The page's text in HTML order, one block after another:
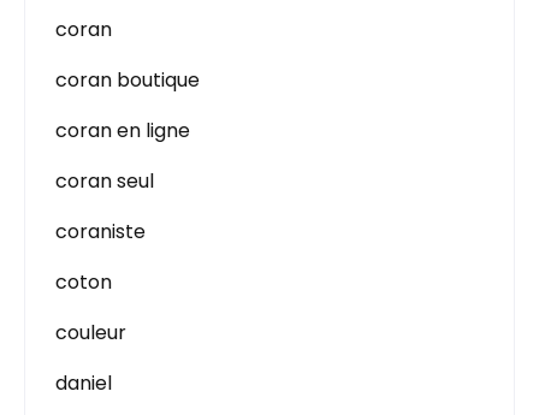
coran
coran boutique
coran en ligne
coran seul
coraniste
coton
couleur
daniel